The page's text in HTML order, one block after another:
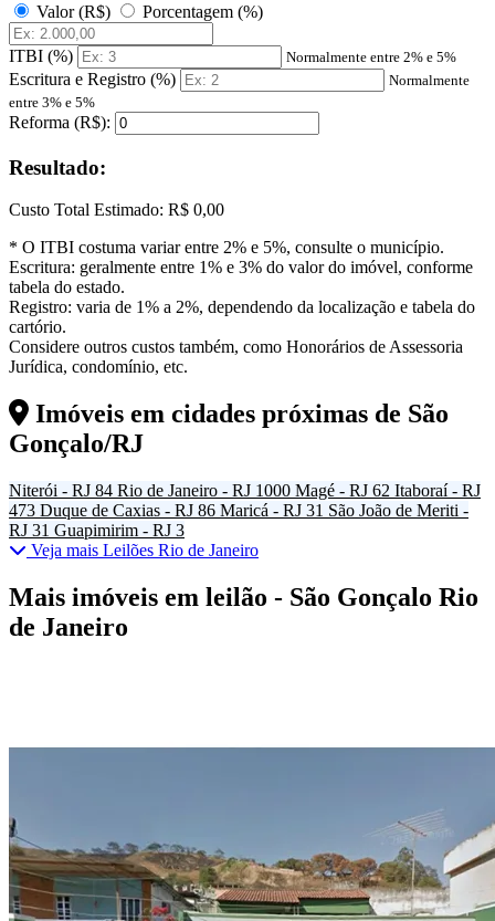
Valor (R$)
Porcentagem (%)
ITBI (%) Normalmente entre 2% e 5%
Escritura e Registro (%)
Normalmente
entre 3% e 5%
Reforma (R$):
Resultado:
Custo Total Estimado: R$ 0,00
* O ITBI costuma variar entre 2% e 5%, consulte o município.
Escritura: geralmente entre 1% e 3% do valor do imóvel, conforme
tabela do estado.
Registro: varia de 1% a 2%, dependendo da localização e tabela do
cartório.
Considere outros custos também, como Honorários de Assessoria
Jurídica, condomínio, etc.
Imóveis em cidades próximas de São
Gonçalo/RJ
Niterói - RJ 84 Rio de Janeiro - RJ 1000 Magé - RJ 62 Itaboraí - RJ
473 Duque de Caxias - RJ 86 Maricá - RJ 31 São João de Meriti -
RJ 31 Guapimirim - RJ 3
Veja mais Leilões Rio de Janeiro
Mais imóveis em leilão - São Gonçalo Rio
de Janeiro